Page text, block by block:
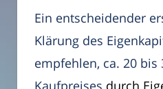
Ein entscheidender
Klärung des
empfehlen, ca. 20 bis
Kaufpreises durch